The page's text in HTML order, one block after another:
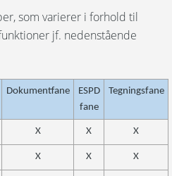
som varierer i forhold til
jf. nedenstående
Dokumentfane
ESPD
fane
Tegningsfane
X X X
X X X